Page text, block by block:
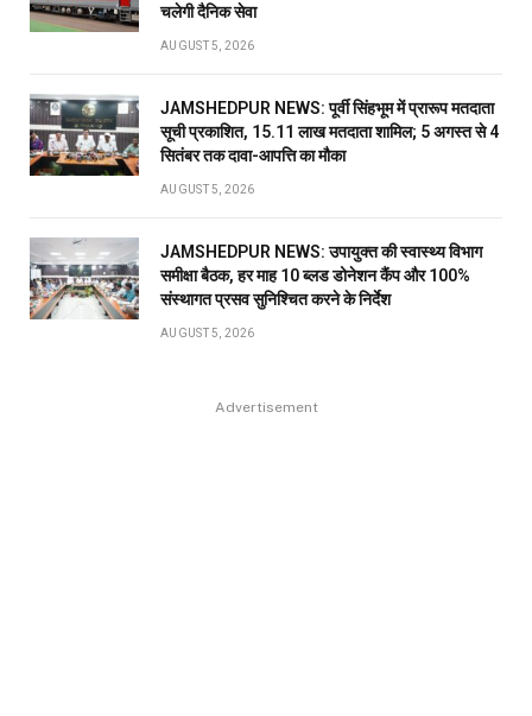
चलेगी दैनिक सेवा
AUGUST 5, 2026
JAMSHEDPUR NEWS: पूर्वी सिंहभूम में प्रारूप मतदाता
सूची प्रकाशित, 15.11 लाख मतदाता शामिल; 5 अगस्त से 4
सितंबर तक दावा-आपत्ति का मौका
AUGUST 5, 2026
JAMSHEDPUR NEWS: उपायुक्त की स्वास्थ्य विभाग
समीक्षा बैठक, हर माह 10 ब्लड डोनेशन कैंप और 100%
संस्थागत प्रसव सुनिश्चित करने के निर्देश
AUGUST 5, 2026
Advertisement